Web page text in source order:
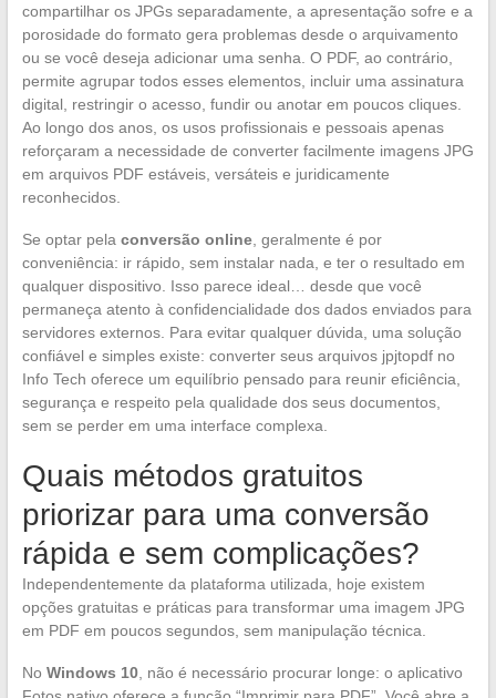
compartilhar os JPGs separadamente, a apresentação sofre e a
porosidade do formato gera problemas desde o arquivamento
ou se você deseja adicionar uma senha. O PDF, ao contrário,
permite agrupar todos esses elementos, incluir uma assinatura
digital, restringir o acesso, fundir ou anotar em poucos cliques.
Ao longo dos anos, os usos profissionais e pessoais apenas
reforçaram a necessidade de converter facilmente imagens JPG
em arquivos PDF estáveis, versáteis e juridicamente
reconhecidos.
Se optar pela conversão online, geralmente é por
conveniência: ir rápido, sem instalar nada, e ter o resultado em
qualquer dispositivo. Isso parece ideal… desde que você
permaneça atento à confidencialidade dos dados enviados para
servidores externos. Para evitar qualquer dúvida, uma solução
confiável e simples existe: converter seus arquivos jpjtopdf no
Info Tech oferece um equilíbrio pensado para reunir eficiência,
segurança e respeito pela qualidade dos seus documentos,
sem se perder em uma interface complexa.
Quais métodos gratuitos
priorizar para uma conversão
rápida e sem complicações?
Independentemente da plataforma utilizada, hoje existem
opções gratuitas e práticas para transformar uma imagem JPG
em PDF em poucos segundos, sem manipulação técnica.
No Windows 10, não é necessário procurar longe: o aplicativo